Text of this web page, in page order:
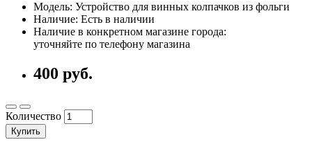
Модель: Устройство для винных колпачков из фольги
Наличие: Есть в наличии
Наличие в конкретном магазине города:
уточняйте по телефону магазина
400 руб.
Количество
Купить